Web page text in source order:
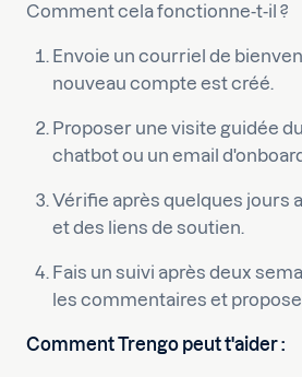
Comment cela fonctionne-t-il ?
Envoie un courriel de
nouveau compte est créé.
Proposer une visite guidée
chatbot ou un email
Vérifie après quelques jours
et des liens de soutien.
Fais un suivi après deux
les commentaires et
Comment Trengo peut t'aider :